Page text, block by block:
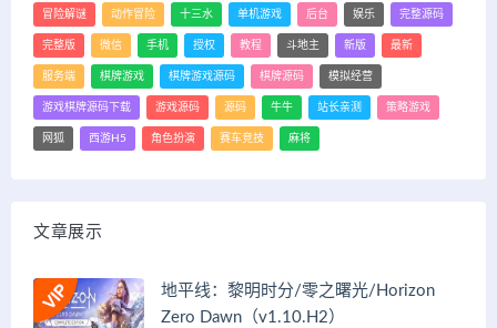
冒险解谜 动作冒险 十三水 单机游戏 后台 娱乐 完整源码
完整版 微信 手机 授权 教程 斗地主 新版 最新
服务端 棋牌游戏 棋牌游戏源码 棋牌源码 模拟经营
游戏棋牌源码下载 游戏源码 源码 牛牛 站长亲测 策略游戏
网狐 西游H5 角色扮演 赛车竞技 麻将
文章展示
地平线：黎明时分/零之曙光/Horizon
Zero Dawn（v1.10.H2）